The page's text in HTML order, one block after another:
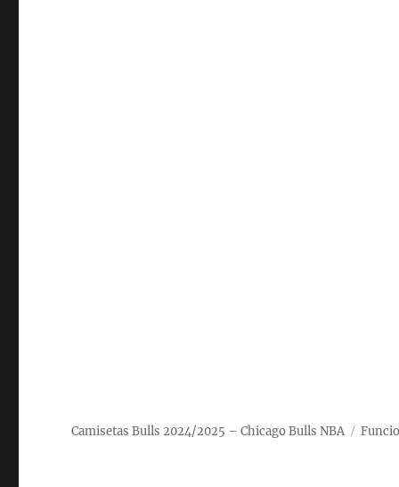
Camisetas Bulls 2024/2025 – Chicago Bulls NBA